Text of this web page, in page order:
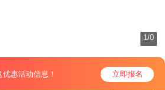
惠活动信息！ 立即报名
1/0